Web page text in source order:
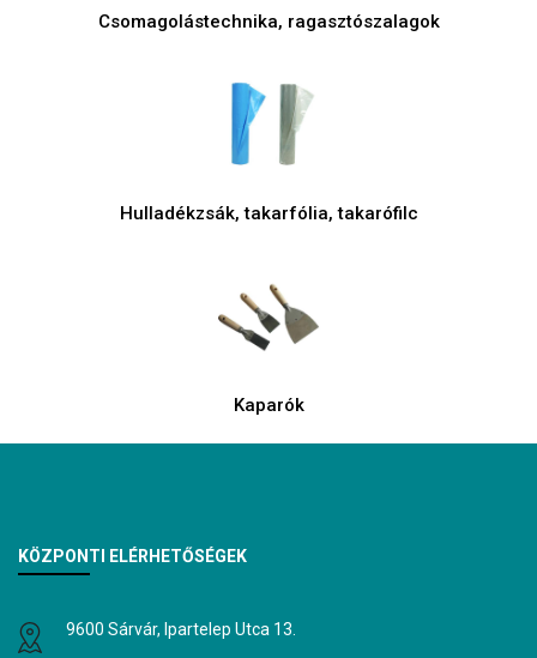
Csomagolástechnika, ragasztószalagok
Hulladékzsák, takarfólia, takarófilc
Kaparók
KÖZPONTI ELÉRHETŐSÉGEK
9600 Sárvár, Ipartelep Utca 13.